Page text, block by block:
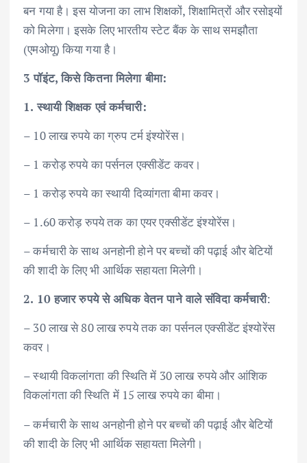
बन गया है। इस योजना का लाभ शिक्षकों, शिक्षामित्रों और रसोइयों
को मिलेगा। इसके लिए भारतीय स्टेट बैंक के साथ समझौता
(एमओयू) किया गया है।
3 पॉइंट, किसे कितना मिलेगा बीमा:
1. स्थायी शिक्षक एवं कर्मचारी:
– 10 लाख रुपये का ग्रुप टर्म इंश्योरेंस।
– 1 करोड़ रुपये का पर्सनल एक्सीडेंट कवर।
– 1 करोड़ रुपये का स्थायी दिव्यांगता बीमा कवर।
– 1.60 करोड़ रुपये तक का एयर एक्सीडेंट इंश्योरेंस।
– कर्मचारी के साथ अनहोनी होने पर बच्चों की पढ़ाई और बेटियों
की शादी के लिए भी आर्थिक सहायता मिलेगी।
2. 10 हजार रुपये से अधिक वेतन पाने वाले संविदा कर्मचारी:
– 30 लाख से 80 लाख रुपये तक का पर्सनल एक्सीडेंट इंश्योरेंस
कवर।
– स्थायी विकलांगता की स्थिति में 30 लाख रुपये और आंशिक
विकलांगता की स्थिति में 15 लाख रुपये का बीमा।
– कर्मचारी के साथ अनहोनी होने पर बच्चों की पढ़ाई और बेटियों
की शादी के लिए भी आर्थिक सहायता मिलेगी।